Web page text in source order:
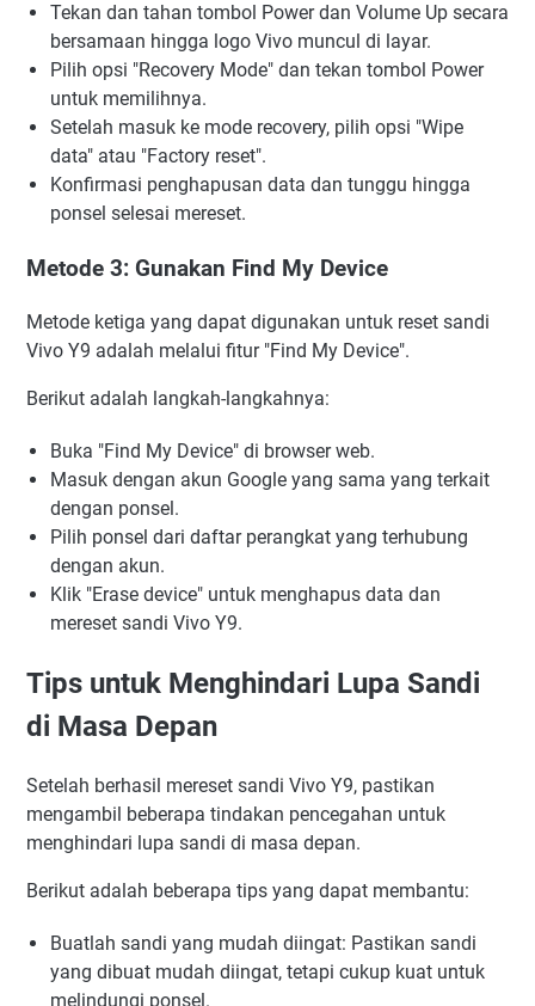
Tekan dan tahan tombol Power dan Volume Up secara
bersamaan hingga logo Vivo muncul di layar.
Pilih opsi "Recovery Mode" dan tekan tombol Power
untuk memilihnya.
Setelah masuk ke mode recovery, pilih opsi "Wipe
data" atau "Factory reset".
Konfirmasi penghapusan data dan tunggu hingga
ponsel selesai mereset.
Metode 3: Gunakan Find My Device
Metode ketiga yang dapat digunakan untuk reset sandi
Vivo Y9 adalah melalui fitur "Find My Device".
Berikut adalah langkah-langkahnya:
Buka "Find My Device" di browser web.
Masuk dengan akun Google yang sama yang terkait
dengan ponsel.
Pilih ponsel dari daftar perangkat yang terhubung
dengan akun.
Klik "Erase device" untuk menghapus data dan
mereset sandi Vivo Y9.
Tips untuk Menghindari Lupa Sandi
di Masa Depan
Setelah berhasil mereset sandi Vivo Y9, pastikan
mengambil beberapa tindakan pencegahan untuk
menghindari lupa sandi di masa depan.
Berikut adalah beberapa tips yang dapat membantu:
Buatlah sandi yang mudah diingat: Pastikan sandi
yang dibuat mudah diingat, tetapi cukup kuat untuk
melindungi ponsel.